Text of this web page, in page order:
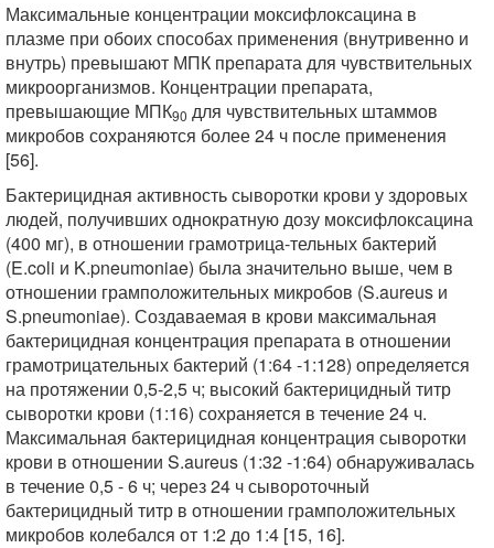
Максимальные концентрации моксифлоксацина в
плазме при обоих способах применения (внутривенно и
внутрь) превышают МПК препарата для чувствительных
микроорганизмов. Концентрации препарата,
превышающие МПК90 для чувствительных штаммов
микробов сохраняются более 24 ч после применения
[56].
Бактерицидная активность сыворотки крови у здоровых
людей, получивших однократную дозу моксифлоксацина
(400 мг), в отношении грамотрица-тельных бактерий
(E.coli и K.pneumoniae) была значительно выше, чем в
отношении грамположительных микробов (S.aureus и
S.pneumoniae). Создаваемая в крови максимальная
бактерицидная концентрация препарата в отношении
грамотрицательных бактерий (1:64 -1:128) определяется
на протяжении 0,5-2,5 ч; высокий бактерицидный титр
сыворотки крови (1:16) сохраняется в течение 24 ч.
Максимальная бактерицидная концентрация сыворотки
крови в отношении S.aureus (1:32 -1:64) обнаруживалась
в течение 0,5 - 6 ч; через 24 ч сывороточный
бактерицидный титр в отношении грамположительных
микробов колебался от 1:2 до 1:4 [15, 16].